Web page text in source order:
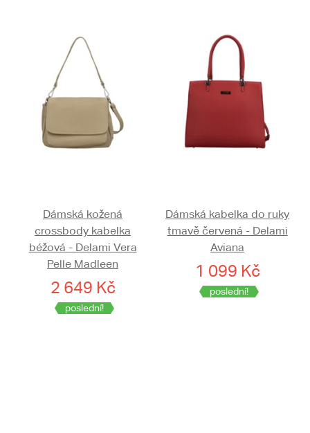
Dámská kožená
crossbody kabelka
béžová - Delami Vera
Pelle Madleen
2 649 Kč
poslední!
Dámská kabelka do ruky
tmavě červená - Delami
Aviana
1 099 Kč
poslední!